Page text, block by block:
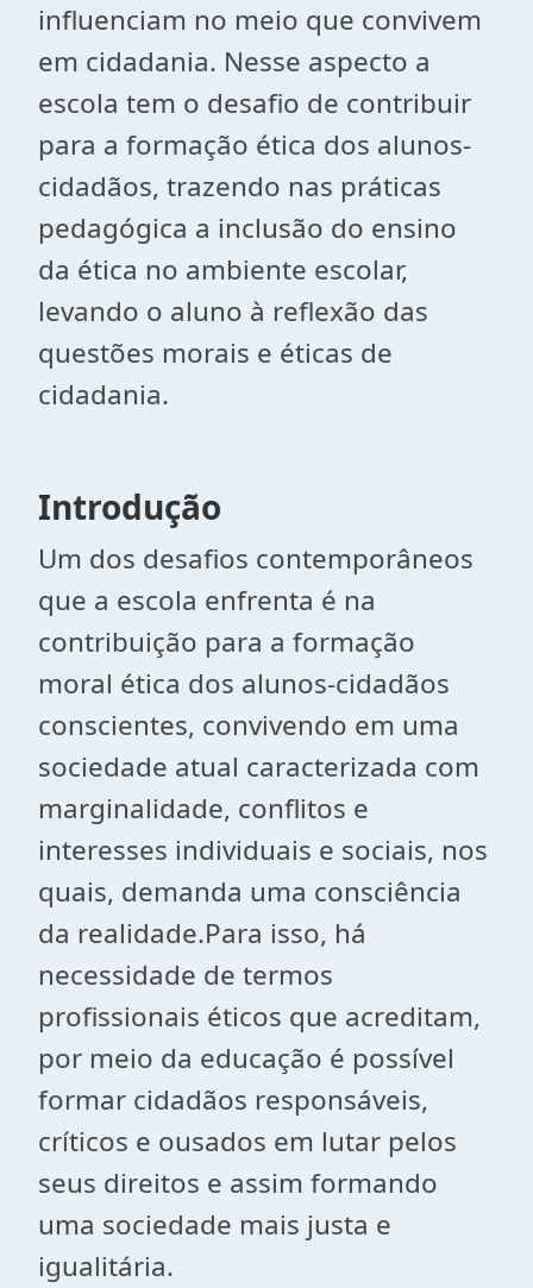
influenciam no meio que convivem
em cidadania. Nesse aspecto a
escola tem o desafio de contribuir
para a formação ética dos alunos-
cidadãos, trazendo nas práticas
pedagógica a inclusão do ensino
da ética no ambiente escolar,
levando o aluno à reflexão das
questões morais e éticas de
cidadania.
Introdução
Um dos desafios contemporâneos
que a escola enfrenta é na
contribuição para a formação
moral ética dos alunos-cidadãos
conscientes, convivendo em uma
sociedade atual caracterizada com
marginalidade, conflitos e
interesses individuais e sociais, nos
quais, demanda uma consciência
da realidade.Para isso, há
necessidade de termos
profissionais éticos que acreditam,
por meio da educação é possível
formar cidadãos responsáveis,
críticos e ousados em lutar pelos
seus direitos e assim formando
uma sociedade mais justa e
igualitária.